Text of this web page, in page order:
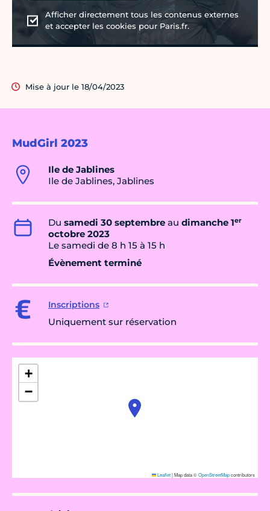
MudGirl 2023
Ile de Jablines
Ile de Jablines, Jablines
Du samedi 30 septembre au dimanche 1er
octobre 2023
Le samedi de 8 h 15 à 15 h
Évènement terminé
Inscriptions
Uniquement sur réservation
+
−
Leaflet|Map data ©OpenStreetMapcontributors
Afficher directement tous les contenus externes
et accepter les cookies pour Paris.fr.
Mise à jour le 18/04/2023